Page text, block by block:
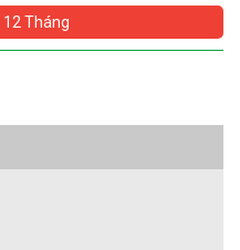
12 Tháng